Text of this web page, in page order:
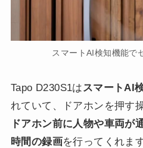
スマートAI検知機能で
Tapo D230S1は スマートAI
れていて、ドアホンを押す
ドアホン前に人物や車両が
時間の録画を行ってくれます